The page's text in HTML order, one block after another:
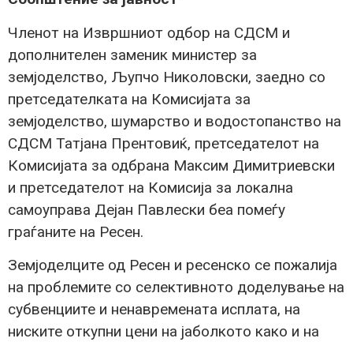
Членот на Извршниот одбор на СДСМ и
дополнителен заменик министер за
земјоделство, Љупчо Николовски, заедно со
претседателката на Комисијата за
земјоделство, шумарство и водостопанство на
СДСМ Татјана Прентовиќ, претседателот на
Комисијата за одбрана Максим Димитриевски
и претседателот на Комисија за локална
самоуправа Дејан Павлески беа помеѓу
граѓаните на Ресен.
Земјоделците од Ресен и ресенско се пожалија
на проблемите со селективното доделување на
субвенциите и ненавремената исплата, на
ниските откупни цени на јаболкото како и на